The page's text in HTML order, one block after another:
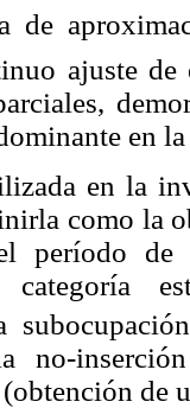
de
ajuste
en
en la
como la
período
categoría
no-
de